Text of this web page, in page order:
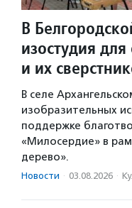
В
изостудия
и их
В селе
изобразительных
поддержке
«Милосердие» в
дерево».
Новости · 03.08.2026 ·